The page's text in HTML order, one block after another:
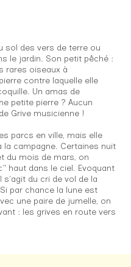
sol des vers de terre ou
le jardin. Son petit pêché :
rares oiseaux à
contre laquelle elle
Un amas de
petite pierre ? Aucun
Grive musicienne !
parcs en ville, mais elle
campagne. Certaines nuit
du mois de mars, on
haut dans le ciel. Evoquant
du cri de vol de la
par chance la lune est
une paire de jumelle, on
: les grives en route vers